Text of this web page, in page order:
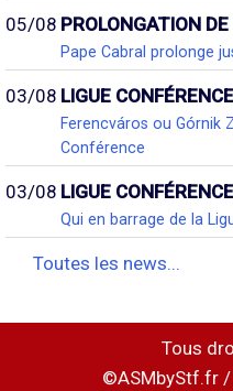
05/08 PROLONGATION
Pape Cabral prolonge
03/08 LIGUE CONFÉRENCE
Ferencváros ou Górnik
Conférence
03/08 LIGUE CONFÉRENCE
Qui en barrage de la
Toutes les news...
Tous
©ASMbyStf.fr /